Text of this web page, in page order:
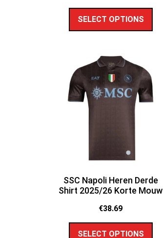
SELECT OPTIONS
SSC Napoli Heren Derde
Shirt 2025/26 Korte Mouw
€38.69
SELECT OPTIONS